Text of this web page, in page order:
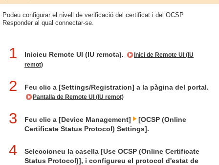
Podeu configurar el nivell de verificació del certificat i del OCSP
Responder al qual connectar-se.
1 Inicieu Remote UI (IU remota).
Inici de Remote UI (IU
remot)
2 Feu clic a [Settings/Registration] a la pàgina del portal.
Pantalla de Remote UI (IU remot)
3 Feu clic a [Device Management]
[OCSP (Online
Certificate Status Protocol) Settings].
4
Seleccioneu la casella [Use OCSP (Online Certificate
Status Protocol)], i configureu el protocol d'estat de